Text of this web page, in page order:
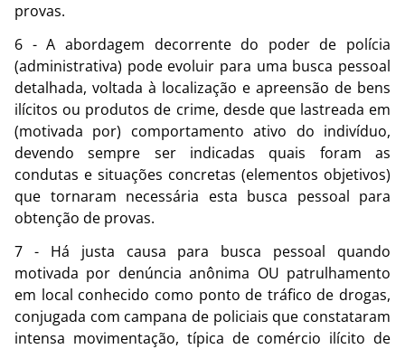
provas.
6 - A abordagem decorrente do poder de polícia
(administrativa) pode evoluir para uma busca pessoal
detalhada, voltada à localização e apreensão de bens
ilícitos ou produtos de crime, desde que lastreada em
(motivada por) comportamento ativo do indivíduo,
devendo sempre ser indicadas quais foram as
condutas e situações concretas (elementos objetivos)
que tornaram necessária esta busca pessoal para
obtenção de provas.
7 - Há justa causa para busca pessoal quando
motivada por denúncia anônima OU patrulhamento
em local conhecido como ponto de tráfico de drogas,
conjugada com campana de policiais que constataram
intensa movimentação, típica de comércio ilícito de